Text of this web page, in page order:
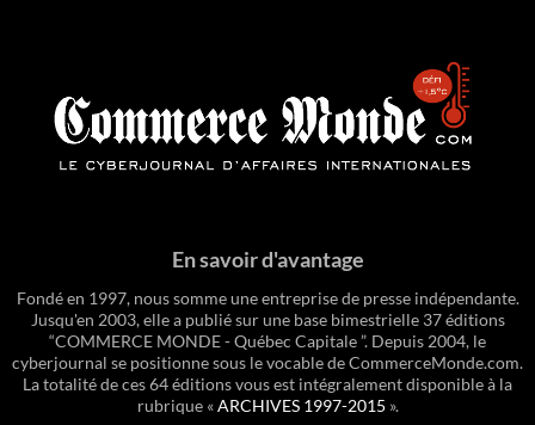
En savoir d'avantage
Fondé en 1997, nous somme une entreprise de presse indépendante.
Jusqu'en 2003, elle a publié sur une base bimestrielle 37 éditions
“COMMERCE MONDE - Québec Capitale ”. Depuis 2004, le
cyberjournal se positionne sous le vocable de CommerceMonde.com.
La totalité de ces 64 éditions vous est intégralement disponible à la
rubrique «ARCHIVES 1997-2015 ».